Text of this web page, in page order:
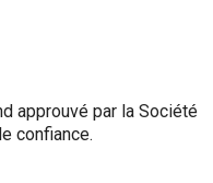
approuvé par la Société
confiance.